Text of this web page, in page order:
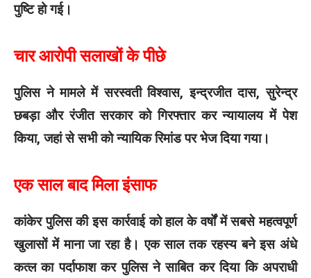
पुष्टि हो गई।
चार आरोपी सलाखों के पीछे
पुलिस ने मामले में सरस्वती विश्वास, इन्द्रजीत दास, सुरेन्द्र
छबड़ा और रंजीत सरकार को गिरफ्तार कर न्यायालय में पेश
किया, जहां से सभी को न्यायिक रिमांड पर भेज दिया गया।
एक साल बाद मिला इंसाफ
कांकेर पुलिस की इस कार्रवाई को हाल के वर्षों में सबसे महत्वपूर्ण
खुलासों में माना जा रहा है। एक साल तक रहस्य बने इस अंधे
कत्ल का पर्दाफाश कर पुलिस ने साबित कर दिया कि अपराधी